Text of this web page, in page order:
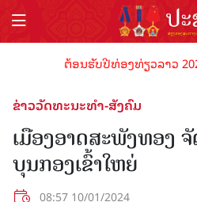
ຕ້ອນຮັບປີທ່ອງທ່ຽວລາວ
ຂ່າວວັດທະນະທຳ-ສັງຄົມ
ເມືອງອາດສະພັງທອງ
ບຸນກອງເຂົ້າໃຫຍ່
08:57 10/01/2024